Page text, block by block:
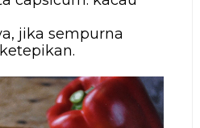
jika sempurna